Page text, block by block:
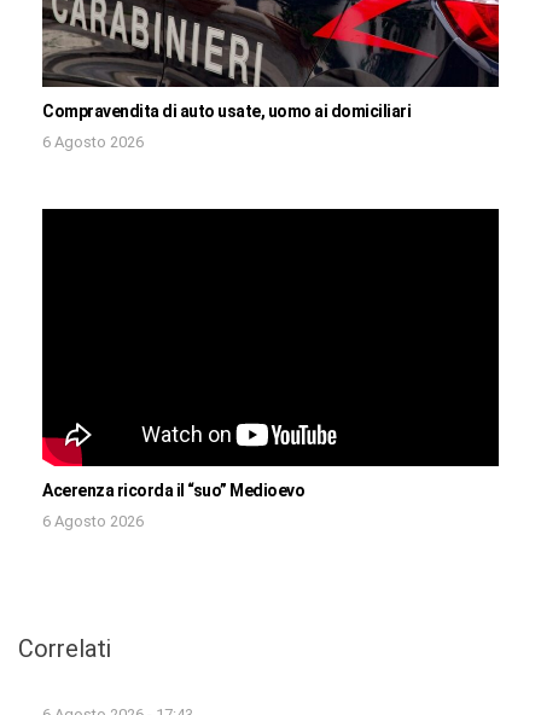
Compravendita di auto usate, uomo ai domiciliari
6 Agosto 2026
Acerenza ricorda il “suo” Medioevo
6 Agosto 2026
Correlati